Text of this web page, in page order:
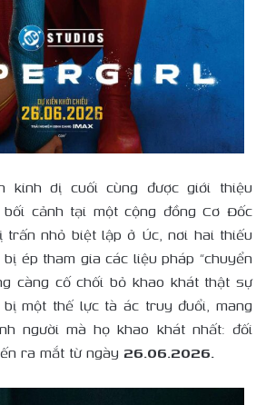
kinh dị cuối cùng được giới thiệu
cảnh tại một cộng đồng Cơ Đốc
trấn nhỏ biệt lập ở Úc, nơi hai thiếu
ép tham gia các liệu pháp “chuyển
càng cố chối bỏ khao khát thật sự
một thế lực tà ác truy đuổi, mang
người mà họ khao khát nhất: đối
ra mắt từ ngày 26.06.2026.